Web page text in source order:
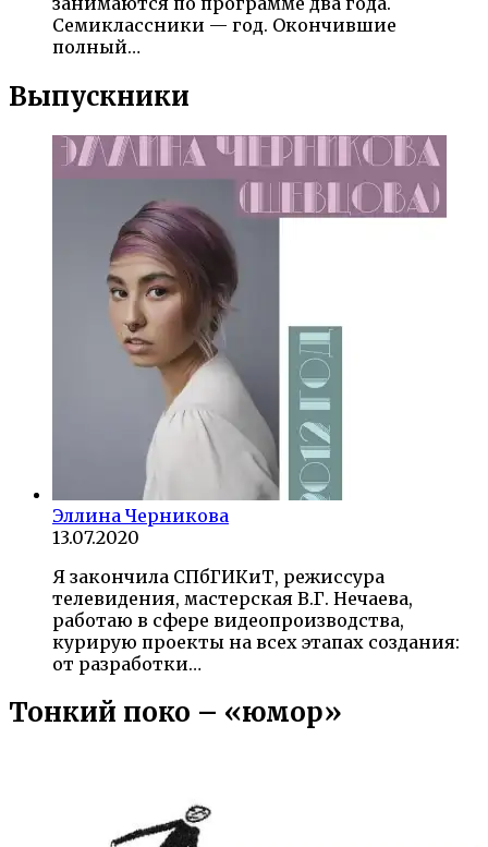
Семиклассники — год. Окончившие
полный…
Выпускники
Эллина Черникова
13.07.2020
Я закончила СПбГИКиТ, режиссура
телевидения, мастерская В.Г. Нечаева,
работаю в сфере видеопроизводства,
курирую проекты на всех этапах создания:
от разработки…
Тонкий поко – «юмор»